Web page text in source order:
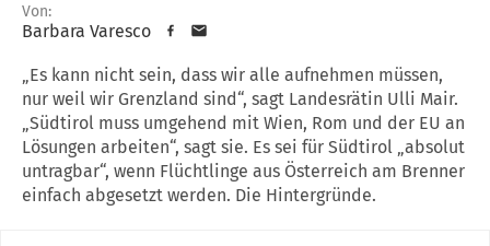
Von:
Barbara Varesco
„Es kann nicht sein, dass wir alle aufnehmen müssen,
nur weil wir Grenzland sind“, sagt Landesrätin Ulli Mair.
„Südtirol muss umgehend mit Wien, Rom und der EU an
Lösungen arbeiten“, sagt sie. Es sei für Südtirol „absolut
untragbar“, wenn Flüchtlinge aus Österreich am Brenner
einfach abgesetzt werden. Die Hintergründe.